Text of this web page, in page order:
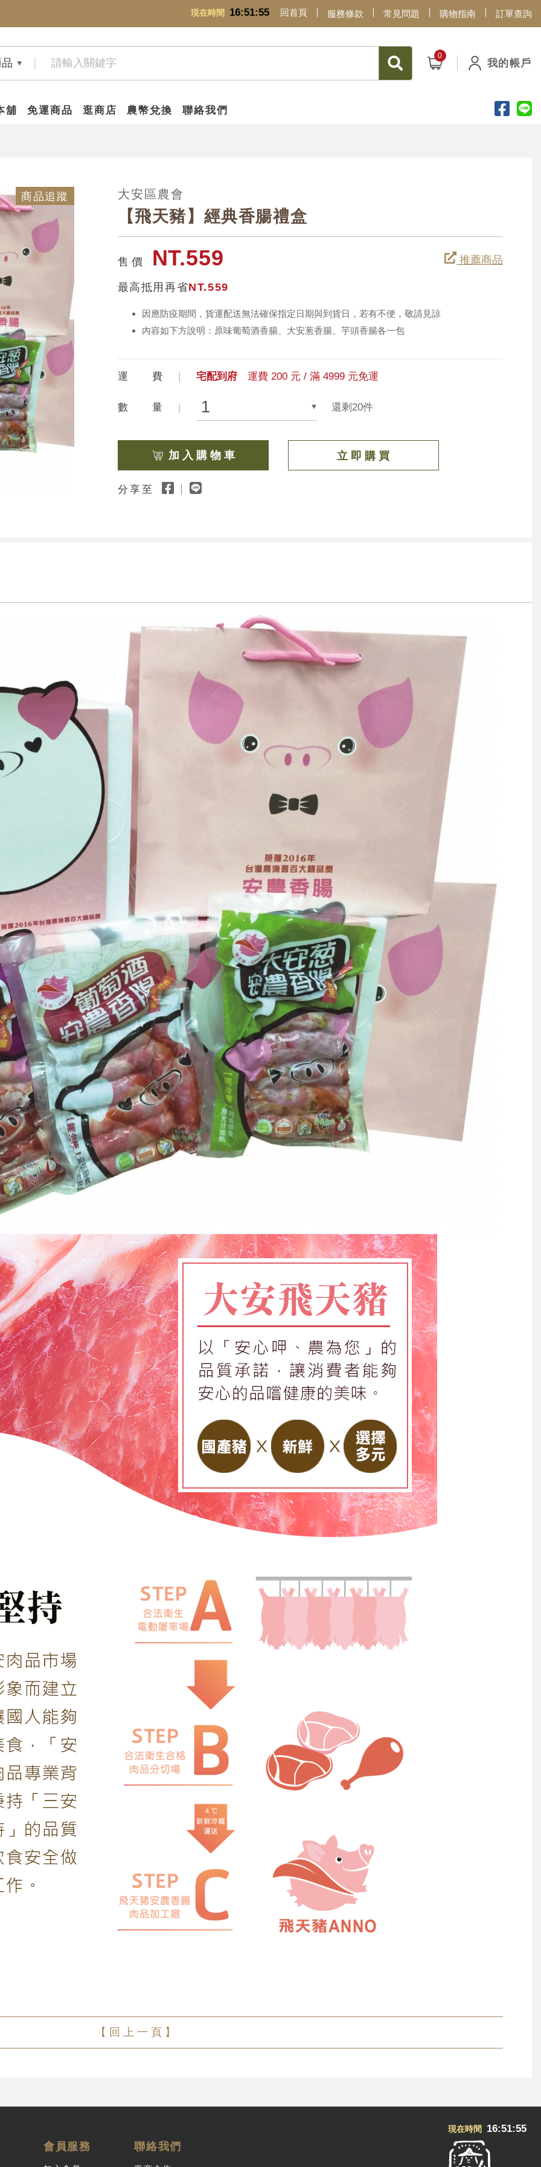
現在時間 16:51:56 回首頁 服務條款 常見問題 購物指南 訂單查詢
我的帳戶
舖 免運商品 逛商店 農幣兌換 聯絡我們
商品追蹤 大安區農會
【飛天豬】經典香腸禮盒
推薦商品
售 價 NT.559
最高抵用再省NT.559
因應防疫期間，貨運配送無法確保指定日期與到貨日，若有不便，敬請見諒
內容如下方說明：原味葡萄酒香腸、大安葱香腸、芋頭香腸各一包
運 費 宅配到府 運費 200 元 / 滿 4999 元免運
數 量 還剩20件
加 入 購 物 車 立 即 購 買
分享至
【 回 上 一 頁 】
現在時間 16:51:56
會員服務 聯絡我們